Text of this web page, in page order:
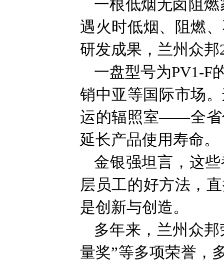
一根低烟无卤阻
遇火时低烟、阻燃
研发成果，兰州众
一盘型号为PV1-F
销中亚等国际市场
运的辐照室——全省
延长产品使用寿命。
金银强坦言，这
层员工的好方法，
是创新与创造。
多年来，兰州众
量奖”等多项荣誉，